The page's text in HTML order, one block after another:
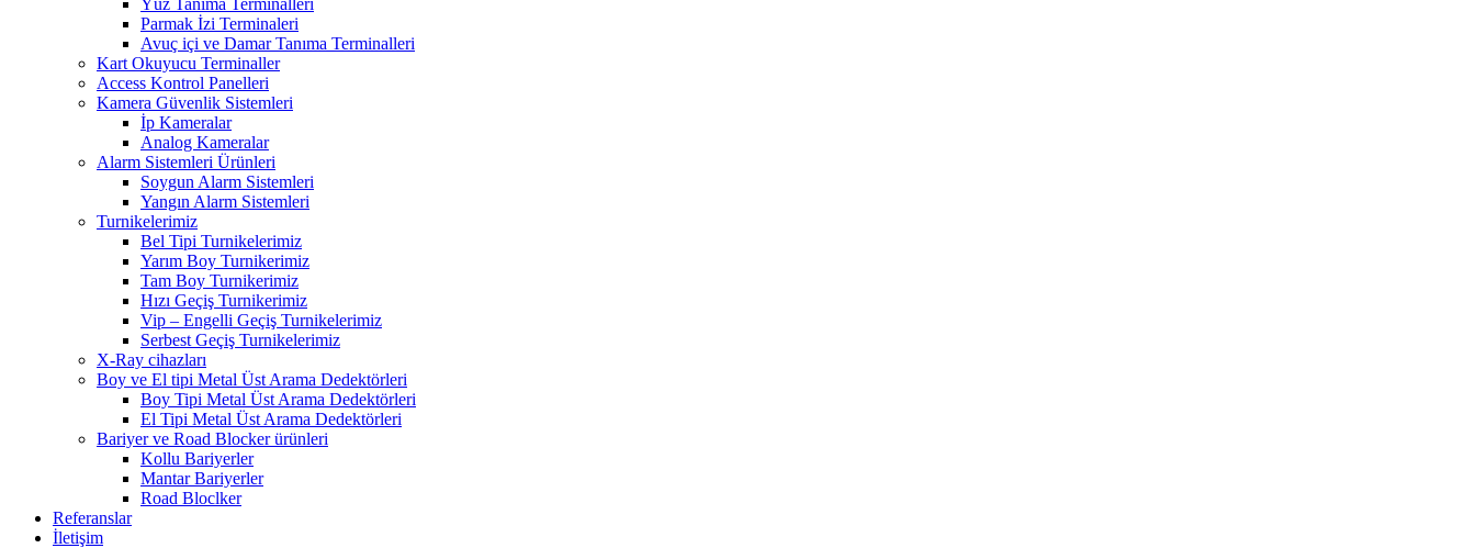
Yüz Tanıma Terminalleri
Parmak İzi Terminaleri
Avuç içi ve Damar Tanıma Terminalleri
Kart Okuyucu Terminaller
Access Kontrol Panelleri
Kamera Güvenlik Sistemleri
İp Kameralar
Analog Kameralar
Alarm Sistemleri Ürünleri
Soygun Alarm Sistemleri
Yangın Alarm Sistemleri
Turnikelerimiz
Bel Tipi Turnikelerimiz
Yarım Boy Turnikerimiz
Tam Boy Turnikerimiz
Hızı Geçiş Turnikerimiz
Vip – Engelli Geçiş Turnikelerimiz
Serbest Geçiş Turnikelerimiz
X-Ray cihazları
Boy ve El tipi Metal Üst Arama Dedektörleri
Boy Tipi Metal Üst Arama Dedektörleri
El Tipi Metal Üst Arama Dedektörleri
Bariyer ve Road Blocker ürünleri
Kollu Bariyerler
Mantar Bariyerler
Road Bloclker
Referanslar
İletişim